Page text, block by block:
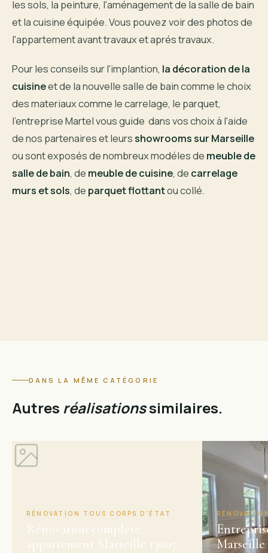
les sols, la peinture, l'aménagement de la salle de bain
et la cuisine équipée. Vous pouvez voir des photos de
l'appartement avant travaux et aprés travaux.
Pour les conseils sur l'implantion, la décoration de la
cuisineet de la nouvelle salle de bain comme le choix
des materiaux comme le carrelage, le parquet,
l'entreprise Martel vous guide dans vos choix à l'aide
de nos partenaires et leursshowrooms sur Marseille
ou sont exposés de nombreux modéles de meuble de
salle de bain, de meuble de cuisine, de carrelage
murs et sols, de parquet flottantou collé.
DANS LA MÊME CATÉGORIE
Autres réalisationssimilaires.
RÉNOVATION TOUS CORPS D'ÉTAT
Rénovation complète
appartement Marseille 13007
Marseille